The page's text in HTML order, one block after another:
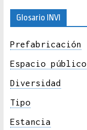
Glosario INVI
Prefabricación
Espacio público
Diversidad
Tipo
Estancia